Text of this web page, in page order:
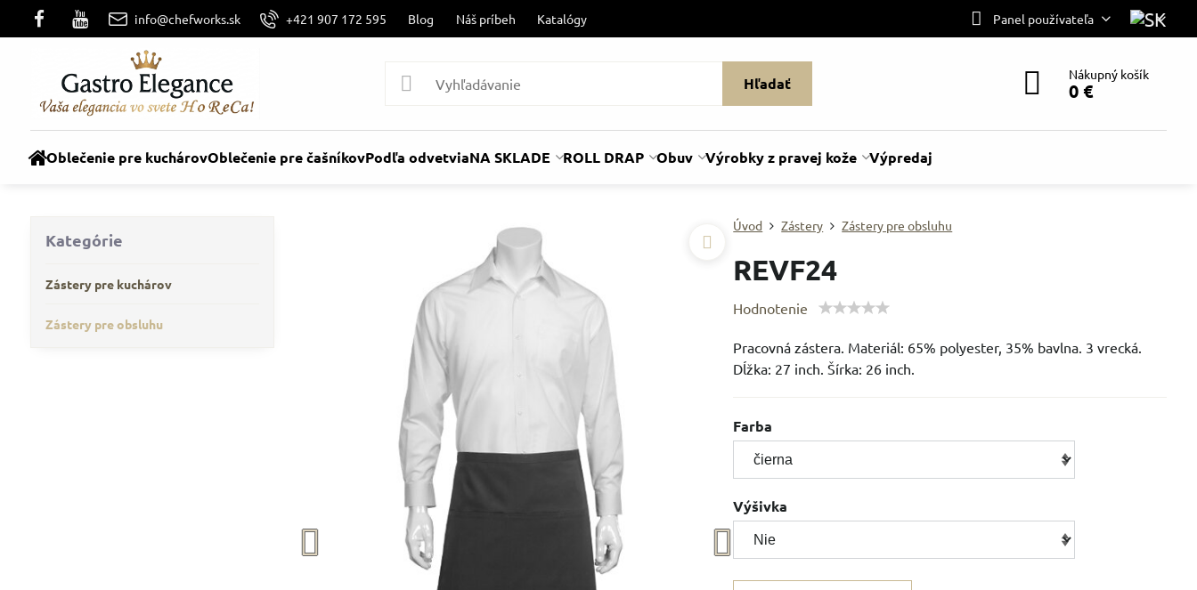
info@chefworks.sk +421 907 172 595 Blog Náš príbeh Katalógy Panel používateľa
Hľadať Nákupný košík
0 €
Oblečenie pre kuchárovOblečenie pre čašníkovPodľa odvetviaNA SKLADE ROLL DRAP Obuv Výrobky z pravej kože Výpredaj
Úvod Zástery Zástery pre obsluhu
REVF24
Hodnotenie
Pracovná zástera. Materiál: 65% polyester, 35% bavlna. 3 vrecká.
Dĺžka: 27 inch. Šírka: 26 inch.
Farba
Výšivka
Kategórie
Zástery pre kuchárov
Zástery pre obsluhu